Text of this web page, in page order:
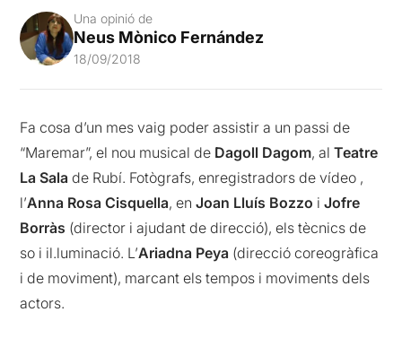
Una opinió de
Neus Mònico Fernández
18/09/2018
Fa cosa d’un mes vaig poder assistir a un passi de
“Maremar”, el nou musical de Dagoll Dagom, alTeatre
La Sala de Rubí. Fotògrafs, enregistradors de vídeo ,
l’Anna Rosa Cisquella, enJoan Lluís Bozzo iJofre
Borràs (director i ajudant de direcció), els tècnics de
so i il.luminació. L’Ariadna Peya (direcció coreogràfica
i de moviment), marcant els tempos i moviments dels
actors.